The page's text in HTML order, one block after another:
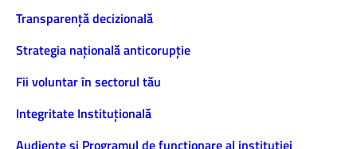
Transparență decizională
Strategia națională anticorupție
Fii voluntar în sectorul tău
Integritate Instituțională
Audiențe și Programul de funcționare al instituției